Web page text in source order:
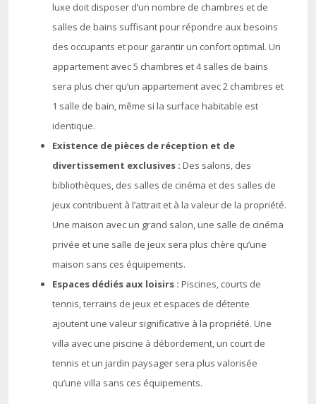
luxe doit disposer d’un nombre de chambres et de
salles de bains suffisant pour répondre aux besoins
des occupants et pour garantir un confort optimal. Un
appartement avec 5 chambres et 4 salles de bains
sera plus cher qu’un appartement avec 2 chambres et
1 salle de bain, même si la surface habitable est
identique.
Existence de pièces de réception et de
divertissement exclusives : Des salons, des
bibliothèques, des salles de cinéma et des salles de
jeux contribuent à l’attrait et à la valeur de la propriété.
Une maison avec un grand salon, une salle de cinéma
privée et une salle de jeux sera plus chère qu’une
maison sans ces équipements.
Espaces dédiés aux loisirs : Piscines, courts de
tennis, terrains de jeux et espaces de détente
ajoutent une valeur significative à la propriété. Une
villa avec une piscine à débordement, un court de
tennis et un jardin paysager sera plus valorisée
qu’une villa sans ces équipements.